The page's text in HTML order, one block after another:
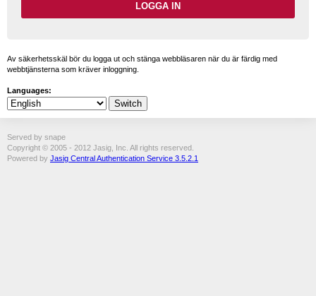
Av säkerhetsskäl bör du logga ut och stänga webbläsaren när du är färdig med
webbtjänsterna som kräver inloggning.
Languages:
Served by snape
Copyright © 2005 - 2012 Jasig, Inc. All rights reserved.
Powered by Jasig Central Authentication Service 3.5.2.1